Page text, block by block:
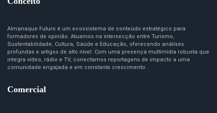
Almanaque Futuro é um ecossistema de conteúdo estratégico para
formadores de opinião. Atuamos na intersecção entre Turismo,
Sustentabilidade, Cultura, Saúde e Educação, oferecendo análises
profundas e artigos de alto nível. Com uma presença multimídia robusta que
integra vídeo, rádio e TV, conectamos reportagens de impacto a uma
comunidade engajada e em constante crescimento.
Comercial